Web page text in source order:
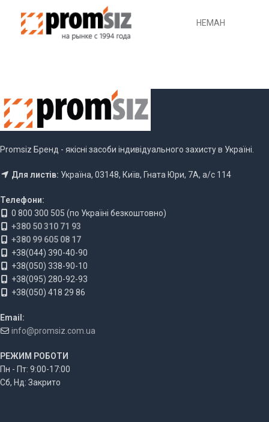
НЕМАН
Promsiz Бренд - якісні засоби індивідуального захисту в Україні.
Для листів: Україна, 03148, Київ, Гната Юри, 7А, а/с 114
Телефони:
0 800 300 505 (по Україні безкоштовно)
+380 50 310 71 93
+380 99 605 08 17
+38(044) 390-40-90
+38(050) 338-90-10
+38(095) 280-92-93
+38(050) 418 29 86
Email:
info@promsiz.com.ua
РЕЖИМ РОБОТИ
Пн - Пт: 9:00-17:00
Сб, Нд: Закрито